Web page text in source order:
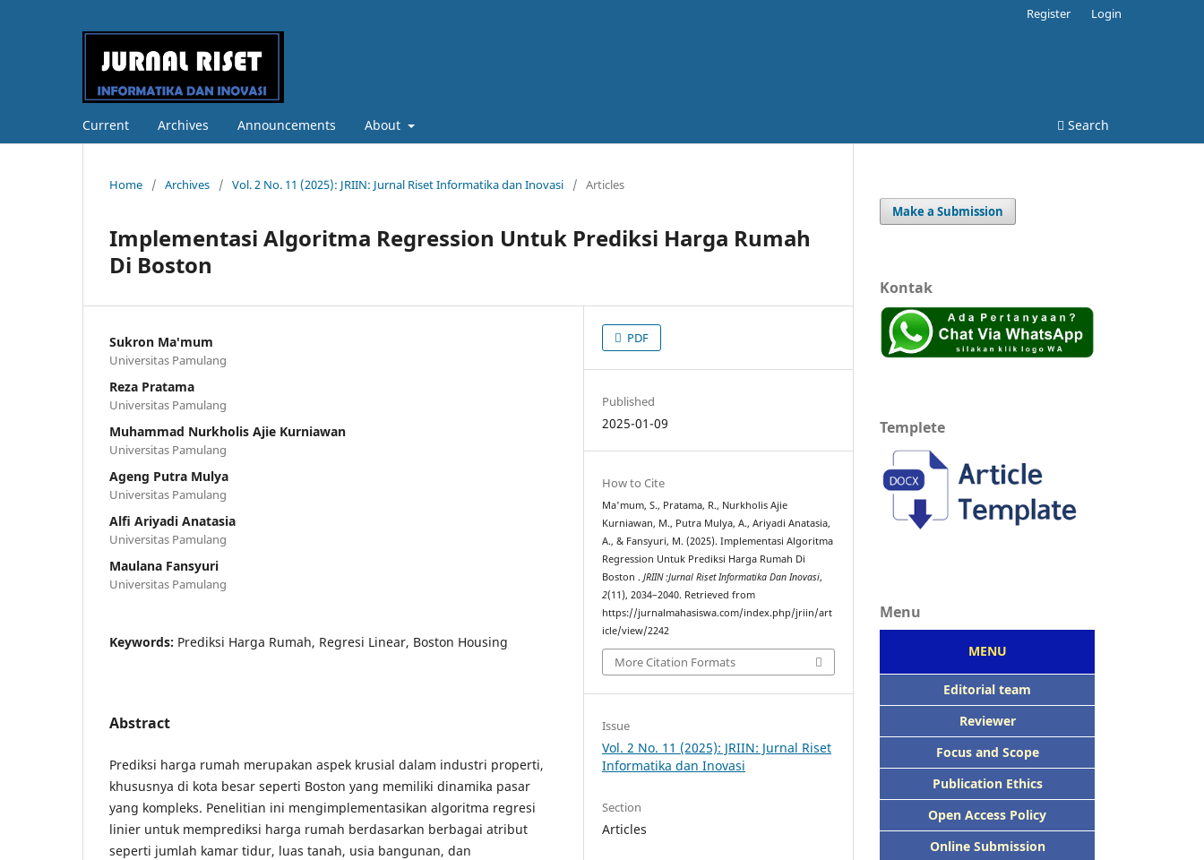
Current Archives Announcements About Search
Register Login
Home / Archives / Vol. 2 No. 11 (2025): JRIIN: Jurnal Riset Informatika dan Inovasi / Articles
Implementasi Algoritma Regression Untuk Prediksi Harga Rumah
Di Boston
Sukron Ma'mum
Universitas Pamulang
Reza Pratama
Universitas Pamulang
Muhammad Nurkholis Ajie Kurniawan
Universitas Pamulang
Ageng Putra Mulya
Universitas Pamulang
Alfi Ariyadi Anatasia
Universitas Pamulang
Maulana Fansyuri
Universitas Pamulang
Keywords: Prediksi Harga Rumah, Regresi Linear, Boston Housing
Abstract
Prediksi harga rumah merupakan aspek krusial dalam industri properti,
khususnya di kota besar seperti Boston yang memiliki dinamika pasar
yang kompleks. Penelitian ini mengimplementasikan algoritma regresi
linier untuk memprediksi harga rumah berdasarkan berbagai atribut
seperti jumlah kamar tidur, luas tanah, usia bangunan, dan
PDF
Published
2025-01-09
How to Cite
Ma'mum, S., Pratama, R., Nurkholis Ajie
Kurniawan, M., Putra Mulya, A., Ariyadi Anatasia,
A., & Fansyuri, M. (2025). Implementasi Algoritma
Regression Untuk Prediksi Harga Rumah Di
Boston .JRIIN :Jurnal Riset Informatika Dan Inovasi,
2(11), 2034–2040. Retrieved from
https://jurnalmahasiswa.com/index.php/jriin/art
icle/view/2242
More Citation Formats
Issue
Vol. 2 No. 11 (2025): JRIIN: Jurnal Riset
Informatika dan Inovasi
Section
Articles
Make a Submission
Kontak
Templete
Menu
MENU
Editorial team
Reviewer
Focus and Scope
Publication Ethics
Open Access Policy
Online Submission